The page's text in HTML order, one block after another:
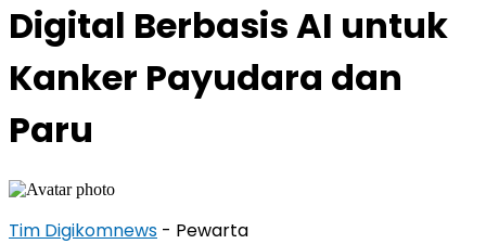
Digital Berbasis AI untuk
Kanker Payudara dan
Paru
Tim Digikomnews - Pewarta